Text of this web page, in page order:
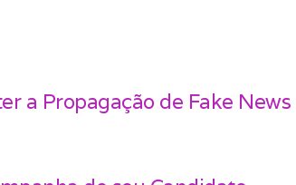
a Propagação de Fake News